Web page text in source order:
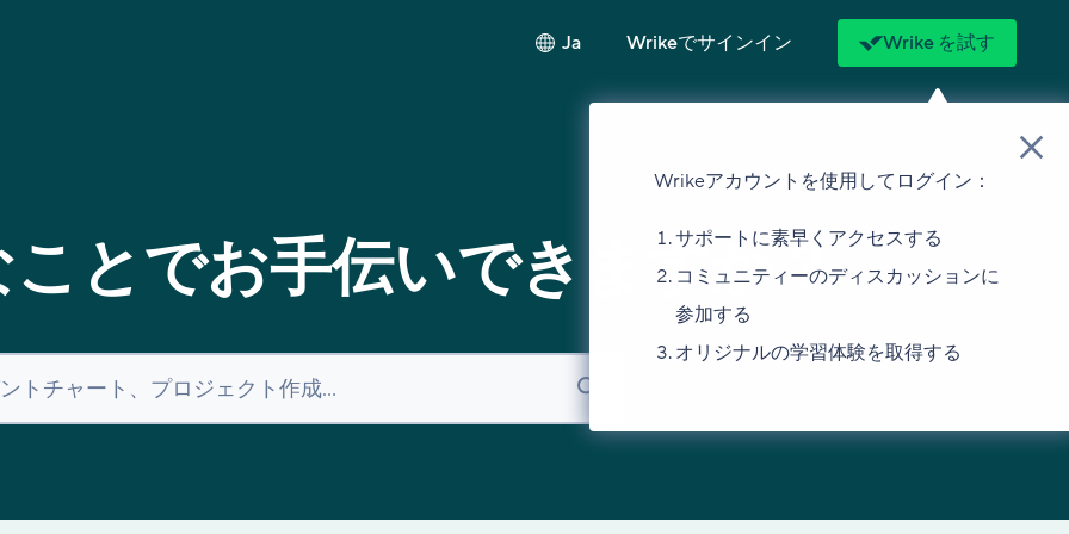
Ja Wrikeでサインイン Wrike を試す
Wrikeアカウントを使用してログイン：
サポートに素早くアクセスする
コミュニティーのディスカッションに
参加する
オリジナルの学習体験を取得する
とでお手伝いできますか？